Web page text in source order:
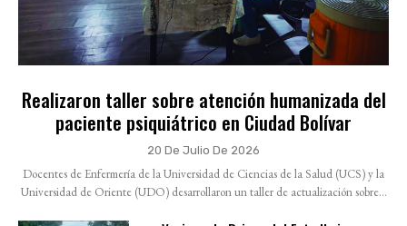
Realizaron taller sobre atención humanizada del
paciente psiquiátrico en Ciudad Bolívar
20 De Julio De 2026
Docentes de Enfermería de la Universidad de Ciencias de la Salud (UCS) y la
Universidad de Oriente (UDO) desarrollaron un taller de actualización sobre...